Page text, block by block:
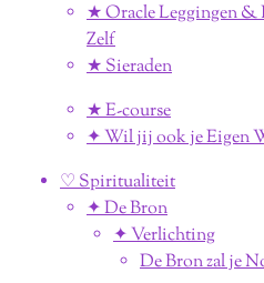
★ Oracle Leggingen &
Zelf
★ Sieraden
★ E-course
✦ Wil jij ook je Eigen
♡ Spiritualiteit
✦ De Bron
✦ Verlichting
De Bron zal je